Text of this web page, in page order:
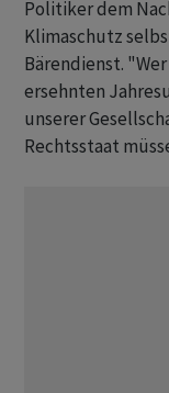
Politiker dem
Klimaschutz
Bärendienst.
ersehnten
unserer
Rechtsstaat